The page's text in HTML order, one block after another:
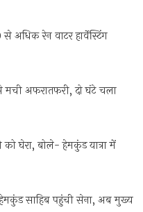
रेन वाटर हार्वेस्टिंग
अफरातफरी, दो घंटे चला
को घेरा, बोले- हेमकुंड यात्रा में
साहिब पहुंची सेना, अब मुख्य